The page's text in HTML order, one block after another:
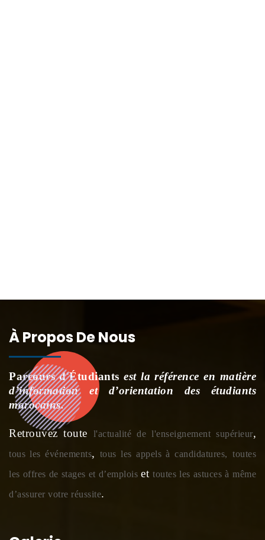
À Propos De Nous
Parcours d'Étudiants est la référence en matière
d’information et d’orientation des étudiants
marocains.
Retrouvez toute l'actualité de l'enseignement supérieur,
tous les événements, tous les appels à candidatures, toutes
les offres de stages et d’emploisettoutes les astuces à même
d’assurer votre réussite.